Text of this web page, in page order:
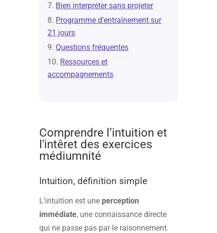
Bien interpréter sans projeter
Programme d’entraînement sur
21 jours
Questions fréquentes
Ressources et
accompagnements
Comprendre l’intuition et
l'intêret des exercices
médiumnité
Intuition, définition simple
L’intuition est une perception
immédiate, une connaissance directe
qui ne passe pas par le raisonnement.